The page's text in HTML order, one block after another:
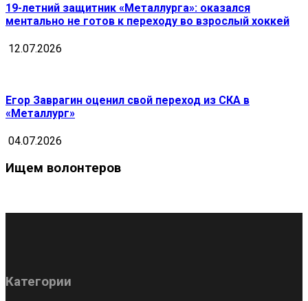
19-летний защитник «Металлурга»: оказался
ментально не готов к переходу во взрослый хоккей
12.07.2026
Егор Заврагин оценил свой переход из СКА в
«Металлург»
04.07.2026
Ищем волонтеров
Категории